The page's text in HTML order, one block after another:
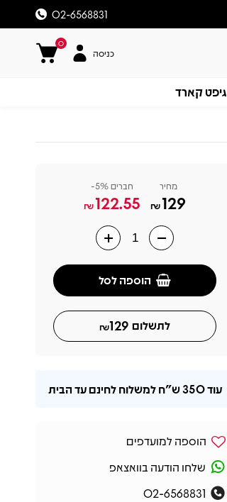
02-6568831
0
כניסה
גיפט קארד
מחיר
129
₪
חברים 5%-
122.55
₪
הוספה לסל
לתשלום 129
₪
עוד350 ש"ח למשלוח לחינם עד הבית
הוספה למועדפים
שלחו הודעה בוואצאפ
02-6568831